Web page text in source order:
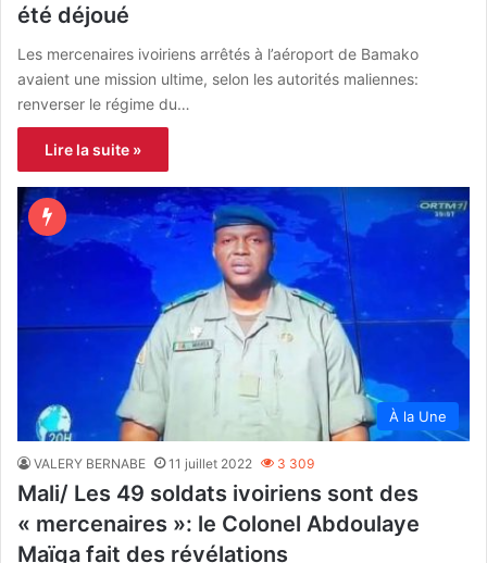
été déjoué
Les mercenaires ivoiriens arrêtés à l’aéroport de Bamako
avaient une mission ultime, selon les autorités maliennes:
renverser le régime du…
Lire la suite »
À la Une
VALERY BERNABE 11 juillet 2022 3 309
Mali/ Les 49 soldats ivoiriens sont des
« mercenaires »: le Colonel Abdoulaye
Maïga fait des révélations